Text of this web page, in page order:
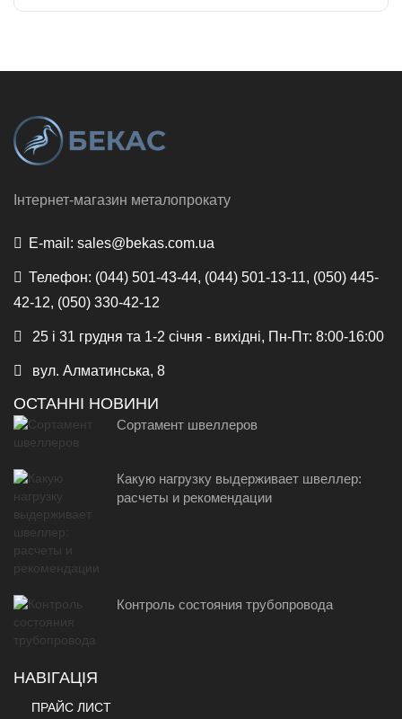
Інтернет-магазин металопрокату
E-mail: sales@bekas.com.ua
Телефон: (044) 501-43-44, (044) 501-13-11, (050) 445-
42-12, (050) 330-42-12
25 і 31 грудня та 1-2 січня - вихідні, Пн-Пт: 8:00-16:00
вул. Алматинська, 8
ОСТАННІ НОВИНИ
Сортамент швеллеров
Какую нагрузку выдерживает швеллер:
расчеты и рекомендации
Контроль состояния трубопровода
НАВІГАЦІЯ
ПРАЙС ЛИСТ